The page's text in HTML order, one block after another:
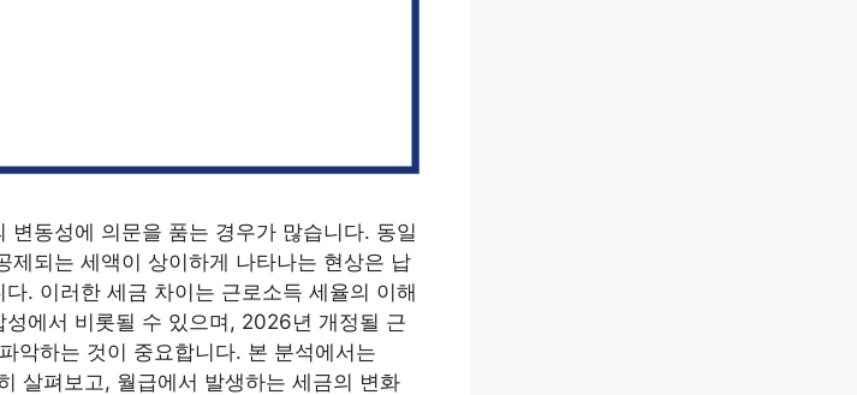
변동성에 의문을 품는 경우가 많습니다. 동일
제되는 세액이 상이하게 나타나는 현상은 납
. 이러한 세금 차이는 근로소득 세율의 이해
에서 비롯될 수 있으며, 2026년 개정될 근
악하는 것이 중요합니다. 본 분석에서는
살펴보고, 월급에서 발생하는 세금의 변화